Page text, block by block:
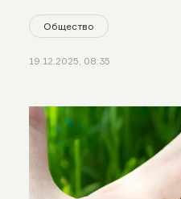
Общество
19.12.2025, 08:35